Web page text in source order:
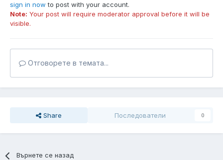
sign in now to post with your account.
Note: Your post will require moderator approval before it will be
visible.
Отговорете в темата...
Share Последователи 0
Върнете се назад